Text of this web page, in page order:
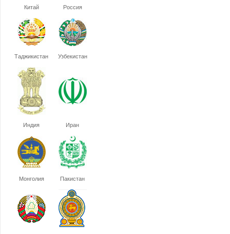
Китай Россия
Таджикистан Узбекистан
Индия Иран
Монголия Пакистан